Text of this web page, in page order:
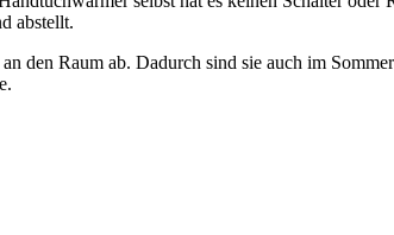
abstellt.
den Raum ab. Dadurch sind sie auch im